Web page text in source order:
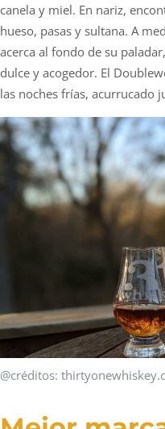
canela y miel. En nariz,
hueso, pasas y sultana. A
acerca al fondo de su
dulce y acogedor. El
las noches frías, acurrucado
@créditos: